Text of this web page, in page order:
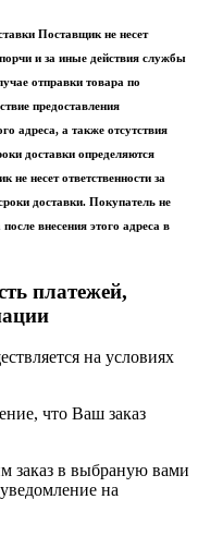
Поставщик не несет
порчи и за иные действия службы
отправки товара по
предоставления
адреса, а также отсутствия
доставки определяются
несет ответственности за
доставки. Покупатель не
внесения этого адреса в
платежей,
на условиях
что Ваш заказ
заказ в выбраную вами
на